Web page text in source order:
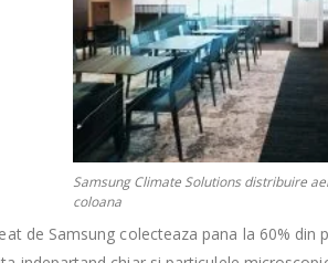
Samsung Climate Solutions distribuire
coloana
de Samsung colecteaza pana la 60%